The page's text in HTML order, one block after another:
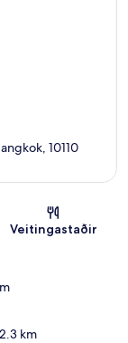
10110
Veitingastaðir
km